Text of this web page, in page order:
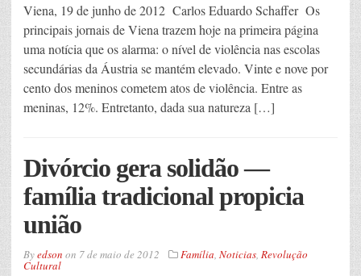
Viena, 19 de junho de 2012 Carlos Eduardo Schaffer Os
principais jornais de Viena trazem hoje na primeira página
uma notícia que os alarma: o nível de violência nas escolas
secundárias da Áustria se mantém elevado. Vinte e nove por
cento dos meninos cometem atos de violência. Entre as
meninas, 12%. Entretanto, dada sua natureza […]
Divórcio gera solidão —
família tradicional propicia
união
Byedson on 7 de maio de 2012 Família, Noticias, Revolução
Cultural